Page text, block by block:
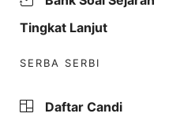
Tingkat Lanjut
SERBA SERBI
Daftar Candi